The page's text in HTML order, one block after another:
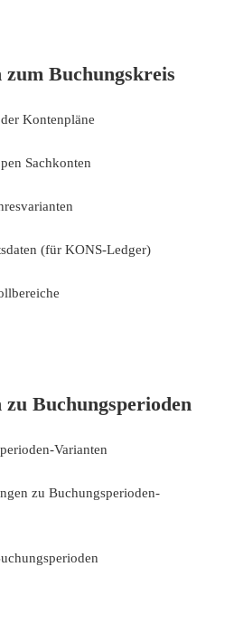
zum Buchungskreis
Kontenpläne
Sachkonten
(für KONS-Ledger)
Buchungsperioden
Varianten
zu Buchungsperioden-